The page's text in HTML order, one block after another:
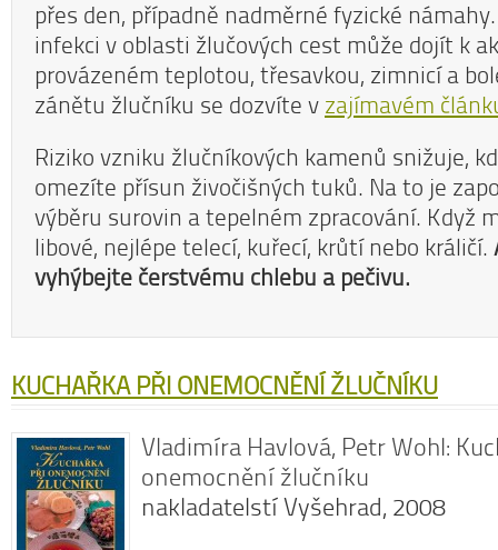
přes den, případně nadměrné fyzické
infekci v oblasti žlučových cest může dojít k
provázeném teplotou, třesavkou, zimnicí a
zánětu žlučníku se dozvíte v zajímavém
Riziko vzniku žlučníkových kamenů snižuje,
omezíte přísun živočišných tuků. Na to je
výběru surovin a tepelném zpracování. Když
libové, nejlépe telecí, kuřecí, krůtí nebo králičí.
vyhýbejte čerstvému chlebu a pečivu.
KUCHAŘKA PŘI ONEMOCNĚNÍ ŽLUČNÍKU
Vladimíra Havlová, Petr Wohl:
onemocnění žlučníku
nakladatelstí Vyšehrad, 2008